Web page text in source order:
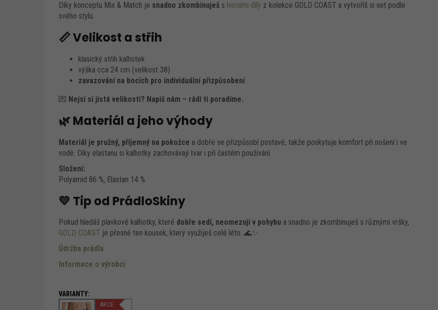
AKCE
Díky konceptu Mix & Match je snadno zkombinuješs horními díly z kolekce GOLD COAST a vytvoříš si set podle
svého stylu.
📏 Velikost a střih
klasický střih kalhotek
výška cca 24 cm (velikost 38)
zavazování na bocích pro individuální přizpůsobení
💌 Nejsi si jistá velikostí? Napiš nám – rádi ti poradíme.
🌿 Materiál a jeho výhody
Materiál je pružný, příjemný na pokožce a dobře se přizpůsobí postavě, takže poskytuje komfort při nošení i ve
vodě. Díky elastanu si kalhotky zachovávají tvar i při častém používání.
Složení:
Polyamid 86 %, Elastan 14 %
💛 Tip od PrádloSkiny
Pokud hledáš plavkové kalhotky, které dobře sedí, neomezují v pohybu a snadno je zkombinuješ s různými vršky,
GOLD COAST je přesně ten kousek, který využiješ celé léto. 🌊✨
Údržba prádla
Informace o výrobci